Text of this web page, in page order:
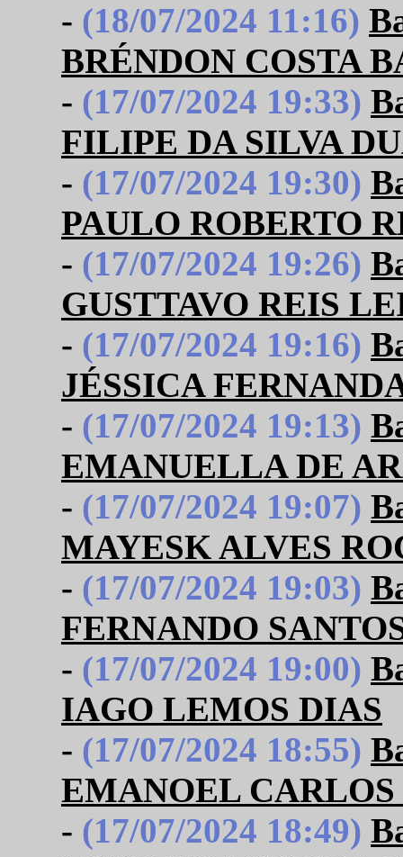
- (18/07/2024 11:16)
BRÉNDON COSTA
- (17/07/2024 19:33)
FILIPE DA SILVA
- (17/07/2024 19:30)
PAULO ROBERTO
- (17/07/2024 19:26)
GUSTTAVO REIS
- (17/07/2024 19:16)
JÉSSICA
- (17/07/2024 19:13)
EMANUELLA DE
- (17/07/2024 19:07)
MAYESK ALVES
- (17/07/2024 19:03)
FERNANDO
- (17/07/2024 19:00)
IAGO LEMOS DIAS
- (17/07/2024 18:55)
EMANOEL
- (17/07/2024 18:49)